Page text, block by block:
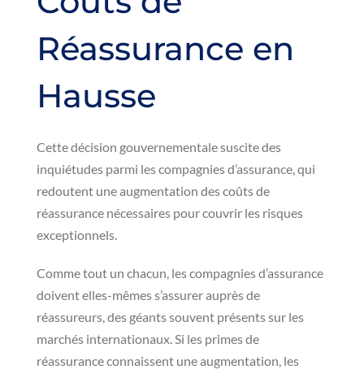
Réassurance en
Hausse
Cette décision gouvernementale suscite des
inquiétudes parmi les compagnies d’assurance, qui
redoutent une augmentation des coûts de
réassurance nécessaires pour couvrir les risques
exceptionnels.
Comme tout un chacun, les compagnies d’assurance
doivent elles-mêmes s’assurer auprès de
réassureurs, des géants souvent présents sur les
marchés internationaux. Si les primes de
réassurance connaissent une augmentation, les